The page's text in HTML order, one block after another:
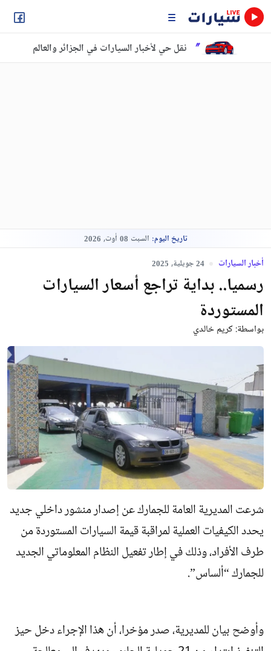
نقل حي لأخبار السيارات في الجزائر والعالم
تاريخ اليوم: السبت 08 أوت, 2026
أخبار السيارات 24 جويلية, 2025
رسميا.. بداية تراجع أسعار السيارات
المستوردة
بواسطة:كريم خالدي
شرعت المديرية العامة للجمارك عن إصدار منشور داخلي جديد
يحدد الكيفيات العملية لمراقبة قيمة السيارات المستوردة من
طرف الأفراد، وذلك في إطار تفعيل النظام المعلوماتي الجديد
للجمارك “ألساس”.
وأوضح بيان للمديرية، صدر مؤخرا، أن هذا الإجراء دخل حيز